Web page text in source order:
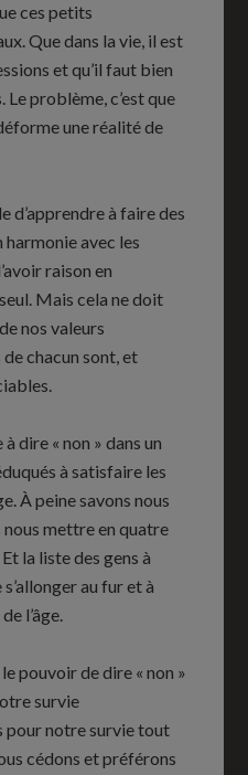
ces petits
Que dans la vie, il est
et qu’il faut bien
problème, c’est que
une réalité de
d’apprendre à faire des
avec les
raison en
Mais cela ne doit
nos valeurs
chacun sont, et
dire « non » dans un
à satisfaire les
À peine savons nous
nous mettre en quatre
la liste des gens à
au fur et à
l’âge.
pouvoir de dire « non »
survie
pour notre survie tout
cédons et préférons